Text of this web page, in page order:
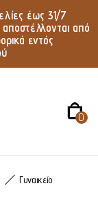
έως 31/7
από
εντός
0
Γυναικείο